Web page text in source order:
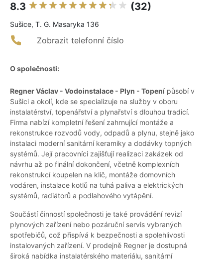
8.3 (32)
Sušice, T. G. Masaryka 136
Zobrazit telefonní číslo
O společnosti:
Regner Václav - Vodoinstalace - Plyn - Topení působí v
Sušici a okolí, kde se specializuje na služby v oboru
instalatérství, topenářství a plynařství s dlouhou tradicí.
Firma nabízí kompletní řešení zahrnující montáže a
rekonstrukce rozvodů vody, odpadů a plynu, stejně jako
instalaci moderní sanitární keramiky a dodávky topných
systémů. Její pracovníci zajišťují realizaci zakázek od
návrhu až po finální dokončení, včetně komplexních
rekonstrukcí koupelen na klíč, montáže domovních
vodáren, instalace kotlů na tuhá paliva a elektrických
systémů, radiátorů a podlahového vytápění.
Součástí činností společnosti je také provádění revizí
plynových zařízení nebo pozáruční servis vybraných
spotřebičů, což přispívá k bezpečnosti a spolehlivosti
instalovaných zařízení. V prodejně Regner je dostupná
široká nabídka instalatérského materiálu, sanitární